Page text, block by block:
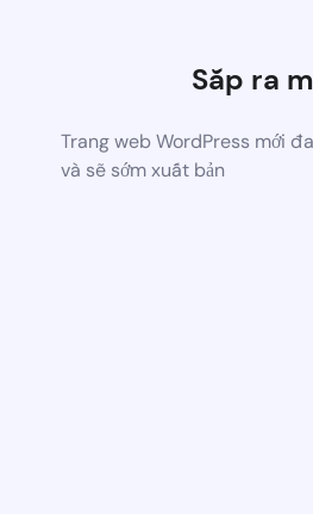
Sắp ra
Trang web WordPress mới
và sẽ sớm xuất bản